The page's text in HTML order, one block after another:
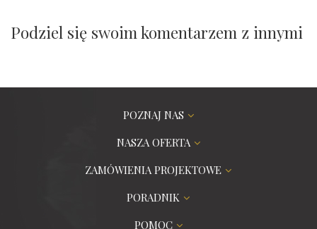
Podziel się swoim komentarzem z innymi
POZNAJ NAS
NASZA OFERTA
ZAMÓWIENIA PROJEKTOWE
PORADNIK
POMOC